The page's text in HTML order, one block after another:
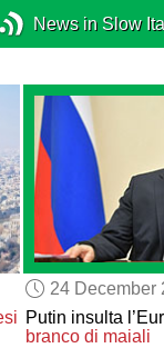
News in Slow
24 December
Putin insulta
branco di maiali